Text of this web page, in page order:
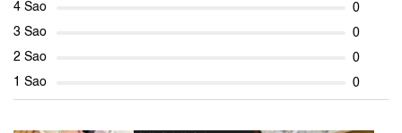
4 Sao
0
3 Sao
0
2 Sao
0
1 Sao
0